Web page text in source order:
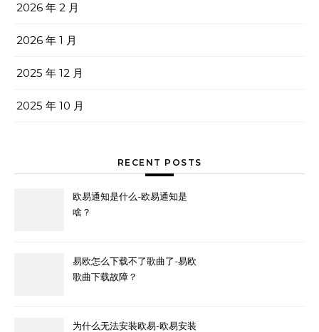
2026 年 2 月
2026 年 1 月
2025 年 12 月
2025 年 10 月
RECENT POSTS
欧易通知是什么-欧易通知是
啥？
易欧怎么下载不了歌曲了-易欧
歌曲下载故障？
为什么无法安装欧易-欧易安装